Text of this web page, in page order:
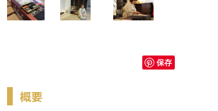
保存
概要